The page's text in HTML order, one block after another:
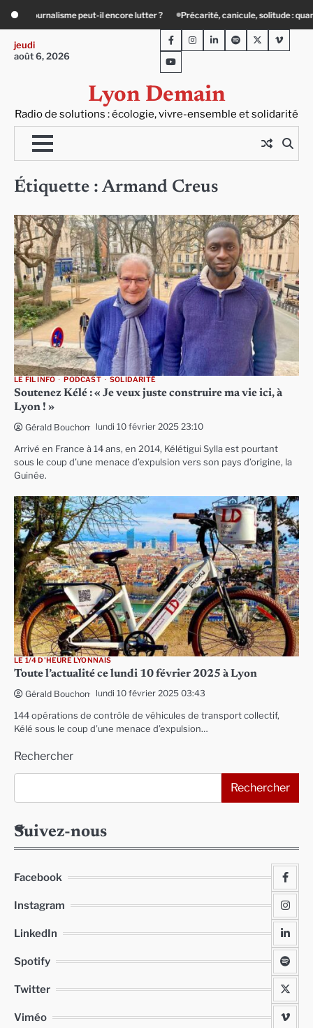
content
il encore lutter ? Précarité, canicule, solitude : quand le lien social devient
jeudi
août 6, 2026
Lyon Demain
Radio de solutions : écologie, vivre-ensemble et solidarité
FacebookInstagram
LinkedInSpotifyTwitterViméo
Youtube
Étiquette :Armand Creus
LE FIL INFO PODCAST SOLIDARITÉ
Soutenez Kélé : « Je veux juste construire ma vie ici, à
Lyon ! »
Gérald Bouchon lundi 10 février 2025 23:10
Arrivé en France à 14 ans, en 2014, Kélétigui Sylla est pourtant
sous le coup d’une menace d’expulsion vers son pays d’origine, la
Guinée.
LE 1/4 D'HEURE LYONNAIS
Toute l’actualité ce lundi 10 février 2025 à Lyon
Gérald Bouchon lundi 10 février 2025 03:43
144 opérations de contrôle de véhicules de transport collectif,
Kélé sous le coup d’une menace d’expulsion…
Rechercher
Rechercher
Suivez-nous
Facebook
Instagram
LinkedIn
Spotify
Twitter
Viméo